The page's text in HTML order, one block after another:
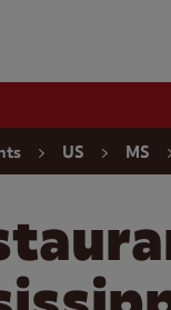
Home
US MS